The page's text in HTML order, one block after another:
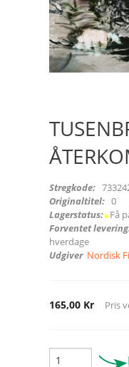
Stregkode:
Originaltitel: 0
Lagerstatus: Få
Forventet
hverdage
Udgiver Nordisk
165,00 Kr Pris